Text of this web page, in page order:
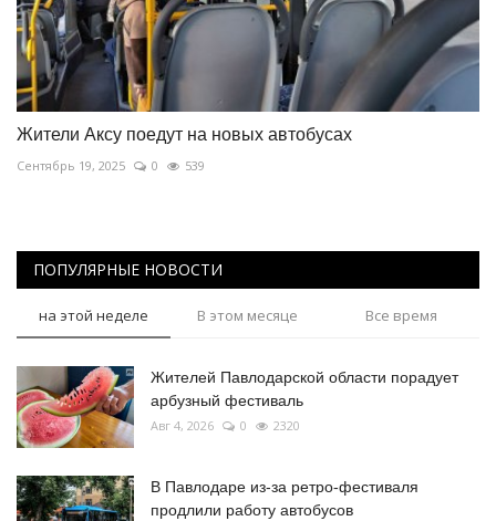
Жители Аксу поедут на новых автобусах
Сентябрь 19, 2025 0 539
ПОПУЛЯРНЫЕ НОВОСТИ
на этой неделе В этом месяце Все время
Жителей Павлодарской области порадует
арбузный фестиваль
Авг 4, 2026 0 2320
В Павлодаре из-за ретро-фестиваля
продлили работу автобусов